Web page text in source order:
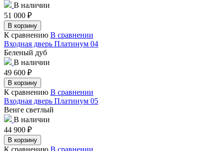
В наличии
51 000 ₽
В корзину
К сравнению В сравнении
Входная дверь Платинум 04
Беленый дуб
В наличии
49 600 ₽
В корзину
К сравнению В сравнении
Входная дверь Платинум 05
Венге светлый
В наличии
44 900 ₽
В корзину
К сравнению В сравнении